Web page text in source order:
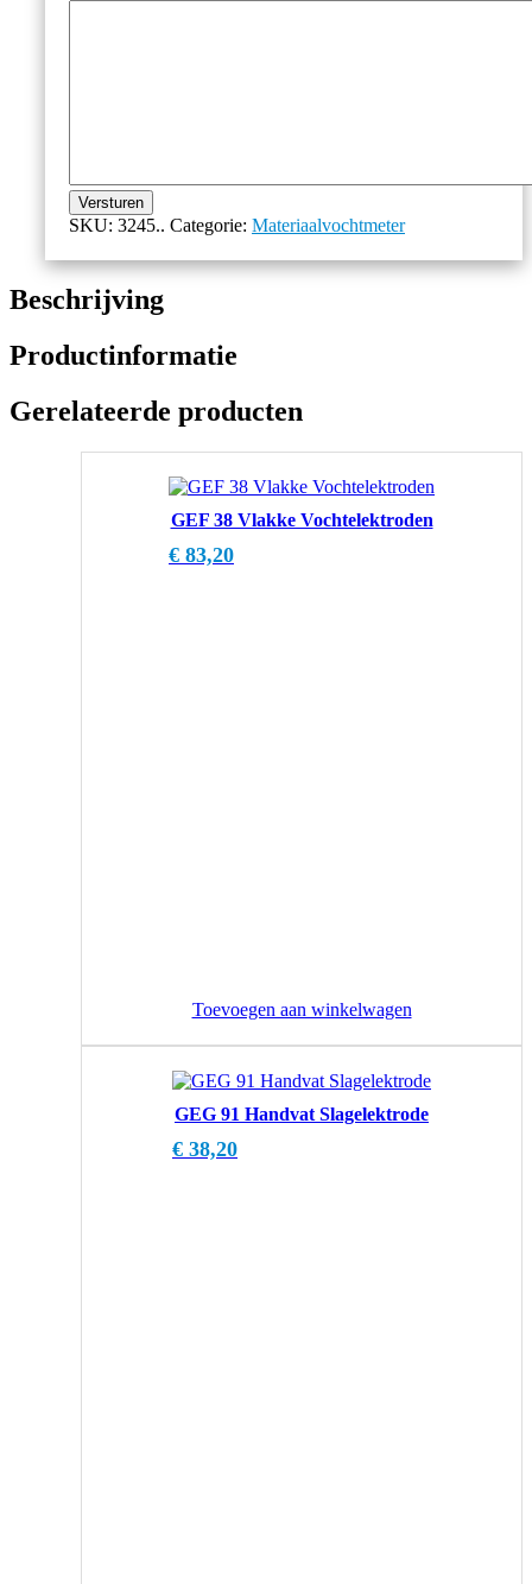
Versturen
SKU: 3245.. Categorie: Materiaalvochtmeter
Beschrijving
Productinformatie
Gerelateerde producten
GEF 38 Vlakke Vochtelektroden
€ 83,20
Toevoegen aan winkelwagen
GEG 91 Handvat Slagelektrode
€ 38,20